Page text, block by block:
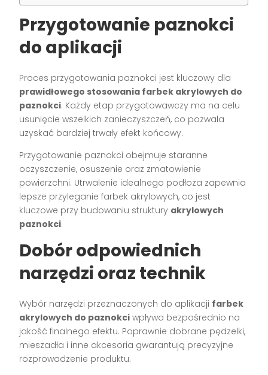
Przygotowanie paznokci
do aplikacji
Proces przygotowania paznokci jest kluczowy dla
prawidłowego stosowania farbek akrylowych do
paznokci. Każdy etap przygotowawczy ma na celu
usunięcie wszelkich zanieczyszczeń, co pozwala
uzyskać bardziej trwały efekt końcowy.
Przygotowanie paznokci obejmuje staranne
oczyszczenie, osuszenie oraz zmatowienie
powierzchni. Utrwalenie idealnego podłoża zapewnia
lepsze przyleganie farbek akrylowych, co jest
kluczowe przy budowaniu struktury akrylowych
paznokci.
Dobór odpowiednich
narzędzi oraz technik
Wybór narzędzi przeznaczonych do aplikacji farbek
akrylowych do paznokci wpływa bezpośrednio na
jakość finalnego efektu. Poprawnie dobrane pędzelki,
mieszadła i inne akcesoria gwarantują precyzyjne
rozprowadzenie produktu.